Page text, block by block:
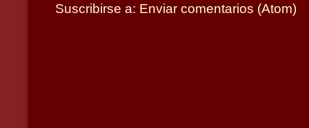
Suscribirse a: Enviar comentarios (Atom)